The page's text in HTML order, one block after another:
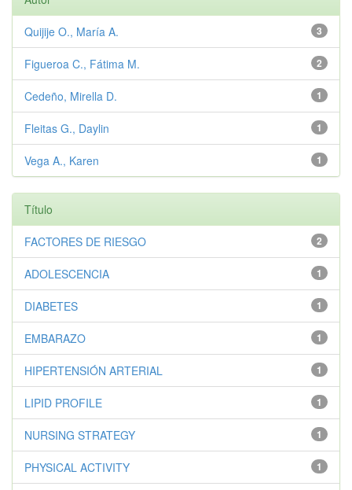
3
Quijije O., María A.
2
Figueroa C., Fátima M.
1
Cedeño, Mirella D.
1
Fleitas G., Daylin
1
Vega A., Karen
Título
2
FACTORES DE RIESGO
1
ADOLESCENCIA
1
DIABETES
1
EMBARAZO
1
HIPERTENSIÓN ARTERIAL
1
LIPID PROFILE
1
NURSING STRATEGY
1
PHYSICAL ACTIVITY